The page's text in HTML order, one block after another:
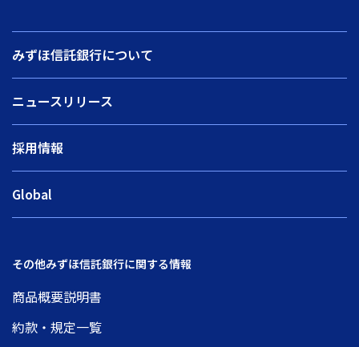
みずほ信託銀行について
ニュースリリース
採用情報
Global
その他みずほ信託銀行に関する情報
商品概要説明書
約款・規定一覧